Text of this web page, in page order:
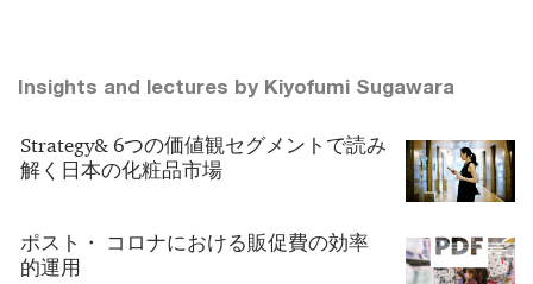
Insights and lectures by Kiyofumi Sugawara
Strategy& 6つの価値観セグメントで読み
解く日本の化粧品市場
ポスト・ コロナにおける販促費の効率
的運用